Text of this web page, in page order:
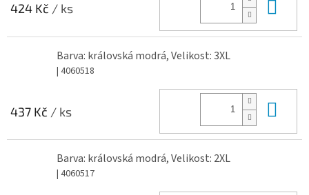
424 Kč / ks
Barva: královská modrá, Velikost: 3XL
| 4060518
437 Kč / ks
Barva: královská modrá, Velikost: 2XL
| 4060517